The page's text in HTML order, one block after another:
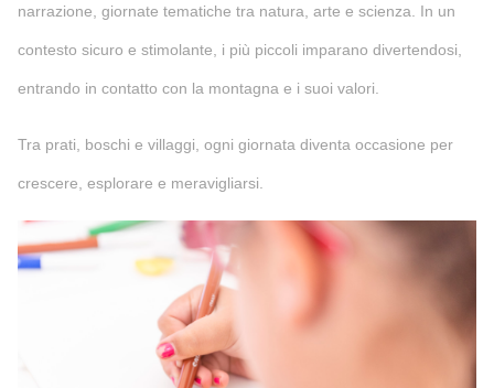
narrazione, giornate tematiche tra natura, arte e scienza. In un
contesto sicuro e stimolante, i più piccoli imparano divertendosi,
entrando in contatto con la montagna e i suoi valori.
Tra prati, boschi e villaggi, ogni giornata diventa occasione per
crescere, esplorare e meravigliarsi.